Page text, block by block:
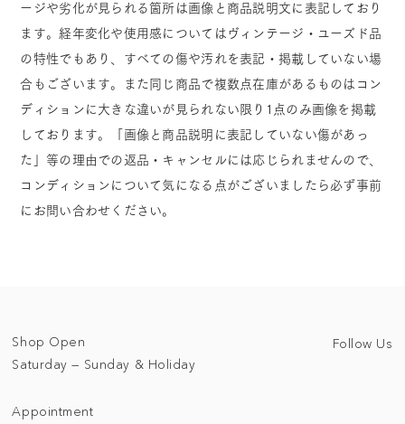
ージや劣化が見られる箇所は画像と商品説明文に表記しており
ます。経年変化や使用感についてはヴィンテージ・ユーズド品
の特性でもあり、すべての傷や汚れを表記・掲載していない場
合もございます。また同じ商品で複数点在庫があるものはコン
ディションに大きな違いが見られない限り1点のみ画像を掲載
しております。「画像と商品説明に表記していない傷があっ
た」等の理由での返品・キャンセルには応じられませんので、
コンディションについて気になる点がございましたら必ず事前
にお問い合わせください。
Shop Open
Saturday — Sunday & Holiday
Appointment
Follow Us